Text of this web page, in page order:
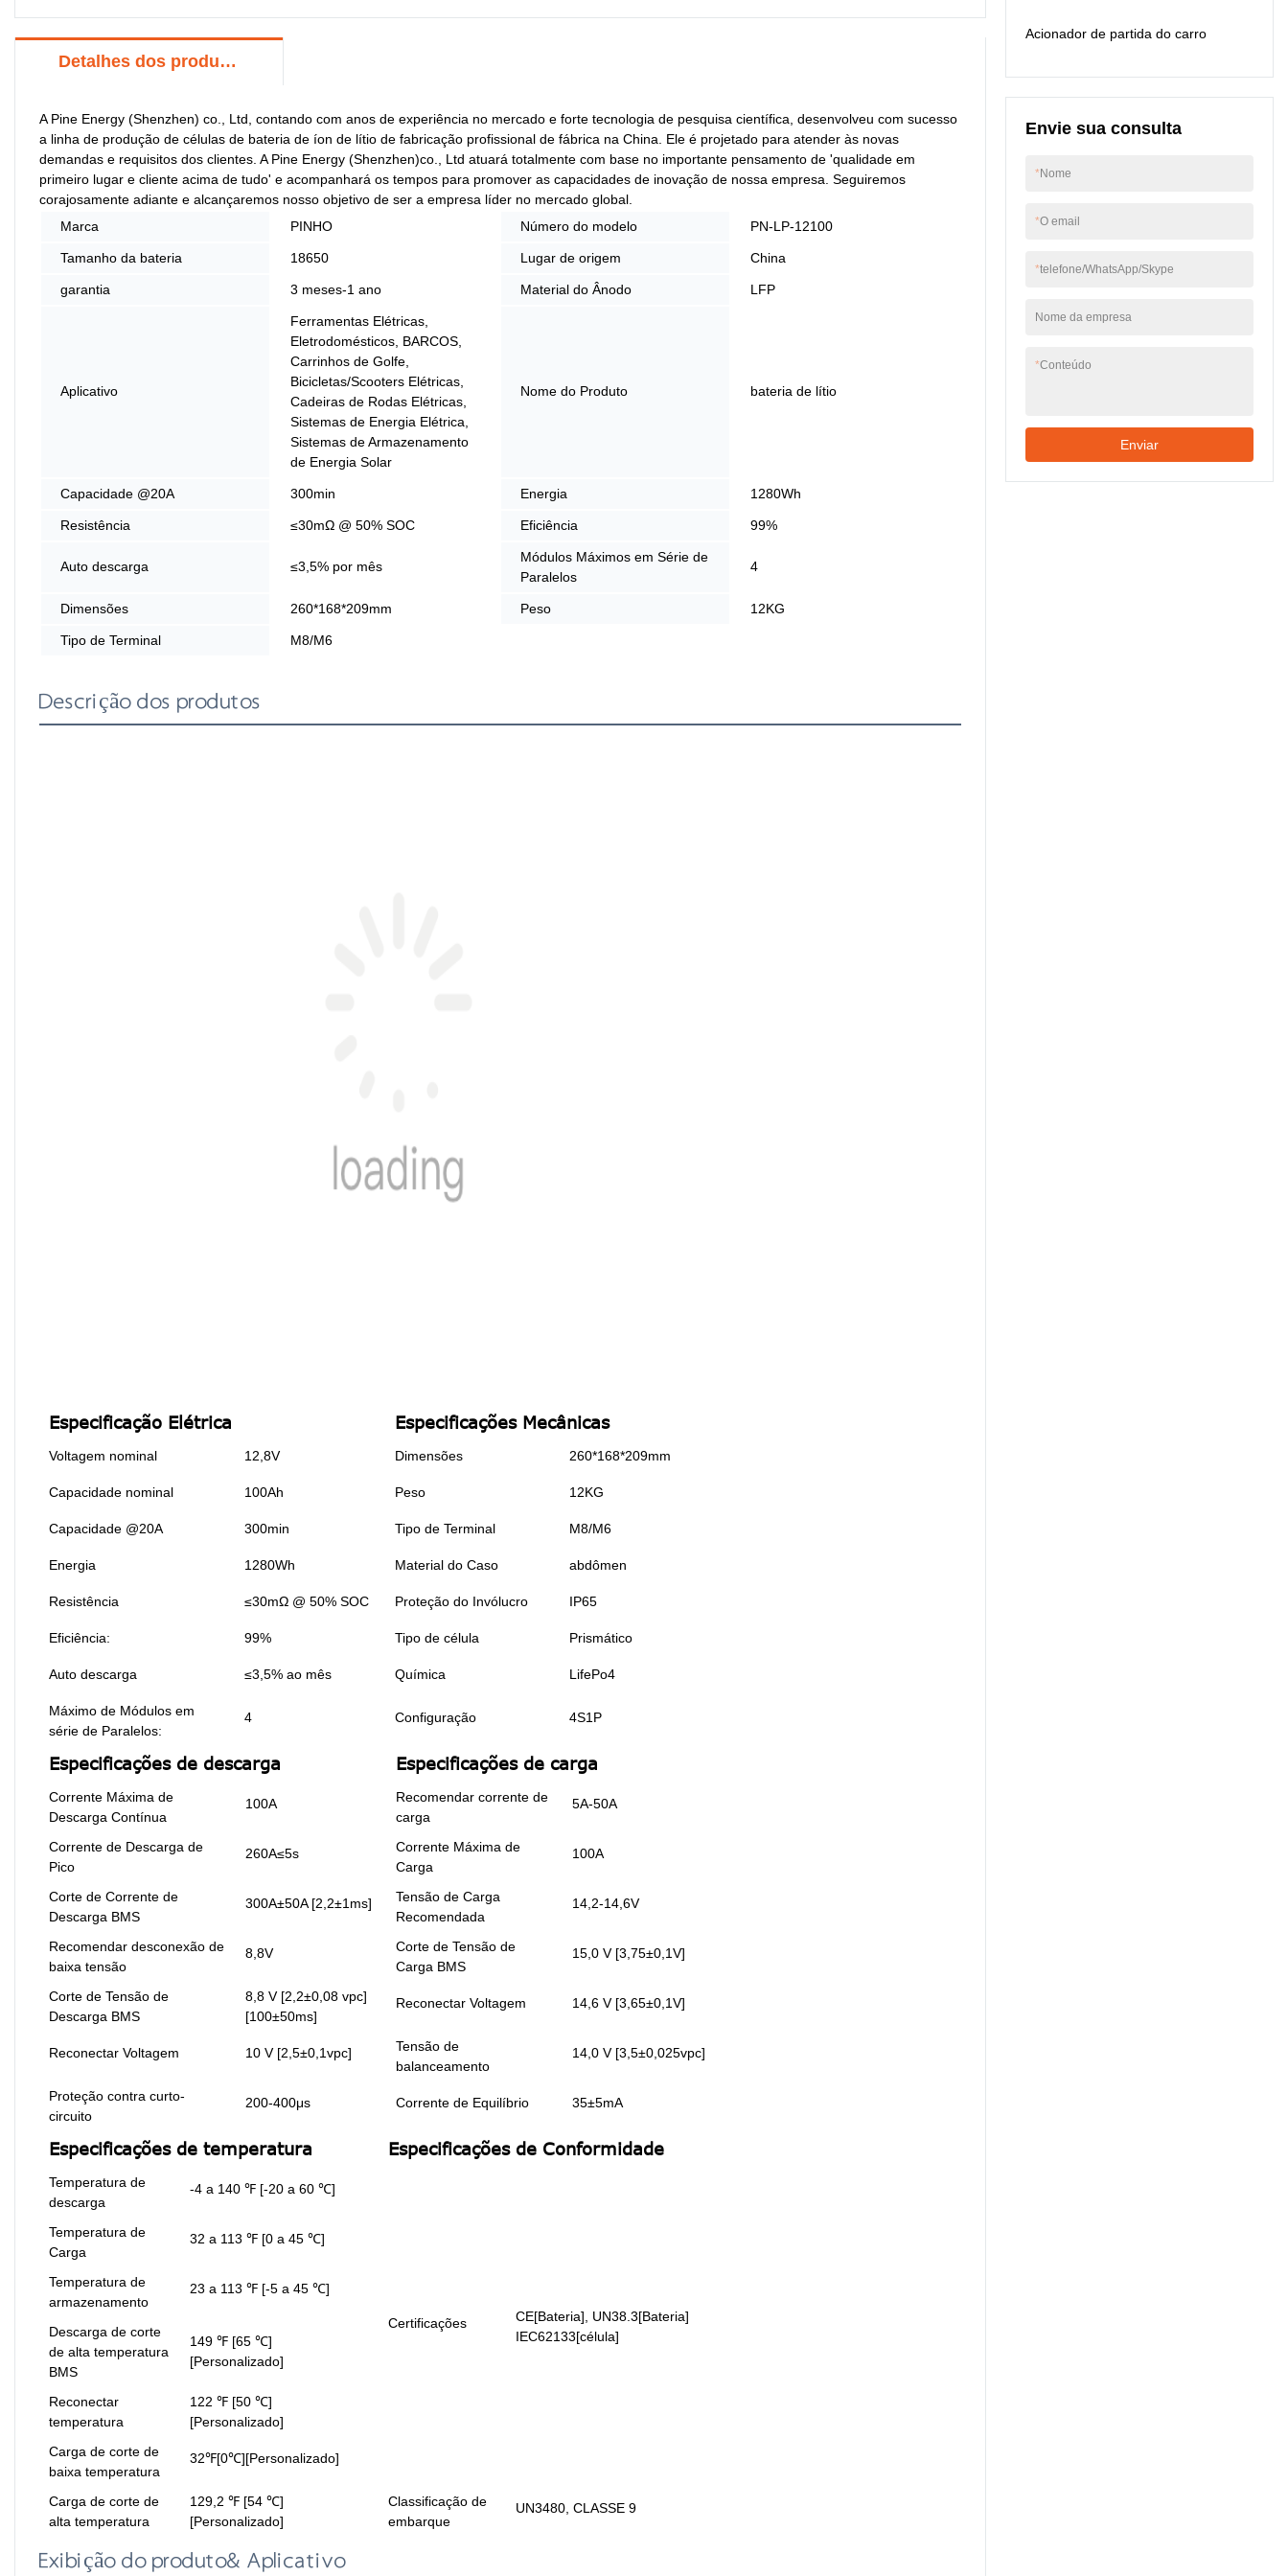
Detalhes dos produtos
A Pine Energy (Shenzhen) co., Ltd, contando com anos de experiência no mercado e forte tecnologia de pesquisa científica, desenvolveu com sucesso
a linha de produção de células de bateria de íon de lítio de fabricação profissional de fábrica na China. Ele é projetado para atender às novas
demandas e requisitos dos clientes. A Pine Energy (Shenzhen)co., Ltd atuará totalmente com base no importante pensamento de 'qualidade em
primeiro lugar e cliente acima de tudo' e acompanhará os tempos para promover as capacidades de inovação de nossa empresa. Seguiremos
corajosamente adiante e alcançaremos nosso objetivo de ser a empresa líder no mercado global.
Marca
PINHO Número do modelo PN-LP-12100
Tamanho da bateria 18650 Lugar de origem China
garantia 3 meses-1 ano Material do Ânodo LFP
Aplicativo
Ferramentas Elétricas,
Eletrodomésticos, BARCOS,
Carrinhos de Golfe,
Bicicletas/Scooters Elétricas,
Cadeiras de Rodas Elétricas,
Sistemas de Energia Elétrica,
Sistemas de Armazenamento
de Energia Solar
Nome do Produto bateria de lítio
Capacidade @20A 300min Energia 1280Wh
Resistência ≤30mΩ @ 50% SOC Eficiência 99%
Auto descarga ≤3,5% por mês
Módulos Máximos em Série de
Paralelos
4
Dimensões 260*168*209mm Peso 12KG
Tipo de Terminal M8/M6
Descrição dos produtos
Especificação Elétrica Especificações Mecânicas
Voltagem nominal 12,8V Dimensões 260*168*209mm
Capacidade nominal 100Ah Peso 12KG
Capacidade @20A 300min Tipo de Terminal M8/M6
Energia 1280Wh Material do Caso abdômen
Resistência ≤30mΩ @ 50% SOC Proteção do Invólucro IP65
Eficiência: 99% Tipo de célula Prismático
Auto descarga ≤3,5% ao mês Química LifePo4
Máximo de Módulos em
série de Paralelos:
4 Configuração 4S1P
Especificações de descarga Especificações de carga
Corrente Máxima de
Descarga Contínua
100A
Recomendar corrente de
carga
5A-50A
Corrente de Descarga de
Pico
260A≤5s
Corrente Máxima de
Carga
100A
Corte de Corrente de
Descarga BMS
300A±50A [2,2±1ms]
Tensão de Carga
Recomendada
14,2-14,6V
Recomendar desconexão de
baixa tensão
8,8V
Corte de Tensão de
Carga BMS
15,0 V [3,75±0,1V]
Corte de Tensão de
Descarga BMS
8,8 V [2,2±0,08 vpc]
[100±50ms]
Reconectar Voltagem 14,6 V [3,65±0,1V]
Reconectar Voltagem 10 V [2,5±0,1vpc]
Tensão de
balanceamento
14,0 V [3,5±0,025vpc]
Proteção contra curto-
circuito
200-400μs Corrente de Equilíbrio 35±5mA
Especificações de temperatura Especificações de Conformidade
Temperatura de
descarga
-4 a 140 ℉ [-20 a 60 ℃]
Certificações
CE[Bateria], UN38.3[Bateria]
IEC62133[célula]
Temperatura de
Carga
32 a 113 ℉ [0 a 45 ℃]
Temperatura de
armazenamento
23 a 113 ℉ [-5 a 45 ℃]
Descarga de corte
de alta temperatura
BMS
149 ℉ [65 ℃]
[Personalizado]
Reconectar
temperatura
122 ℉ [50 ℃]
[Personalizado]
Carga de corte de
baixa temperatura
32℉[0℃][Personalizado]
Carga de corte de
alta temperatura
129,2 ℉ [54 ℃]
[Personalizado]
Classificação de
embarque
UN3480, CLASSE 9
Exibição do produto& Aplicativo
particularmente útil.
Acionador de partida do carro
Envie sua consulta
*Nome
*O email
*telefone/WhatsApp/Skype
Nome da empresa
*Conteúdo
Enviar